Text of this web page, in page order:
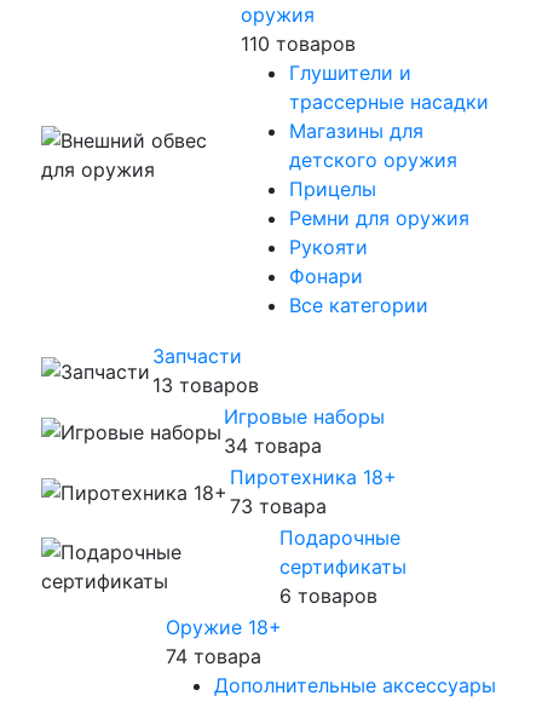
оружия
110 товаров
Глушители и
трассерные насадки
Магазины для
детского оружия
Прицелы
Ремни для оружия
Рукояти
Фонари
Все категории
Запчасти
13 товаров
Игровые наборы
34 товара
Пиротехника 18+
73 товара
Подарочные
сертификаты
6 товаров
Оружие 18+
74 товара
Дополнительные аксессуары